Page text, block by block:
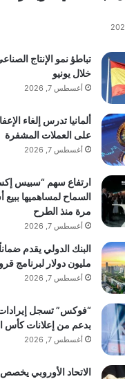
تباطؤ نمو الإنتاج
خلال يونيو
أغسطس 7, 2026
ألمانيا تدرس إلغاء
على العملات المشفرة
أغسطس 7, 2026
ارتفاع سهم “سبيس
السماح لمساهميها ببيع
مرة منذ الطرح
أغسطس 7, 2026
مليون دولار لبرنامج
أغسطس 7, 2026
“فوكس” تسجل إيرادات
بدعم من إعلانات كأس
أغسطس 7, 2026
الاتحاد الأوروبي